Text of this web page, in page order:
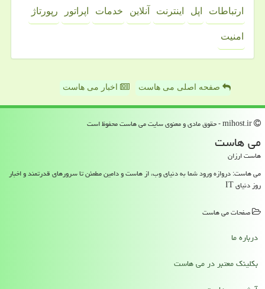
ارتباطات اپل اینترنت آنلاین خدمات اپراتور رپورتاژ
امنیت
صفحه اصلی می هاست اخبار می هاست
می هاست
هاست ارزان
می هاست: دروازه ورود شما به دنیای وب، از هاست و دامین مطمئن تا سرورهای قدرتمند و اخبار
روز دنیای IT
صفحات می هاست
درباره ما
بکلینک معتبر در می هاست